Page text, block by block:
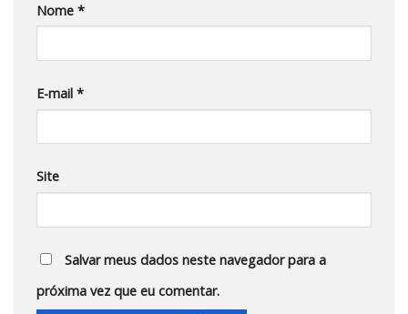
Nome *
E-mail *
Site
Salvar meus dados neste navegador para a
próxima vez que eu comentar.